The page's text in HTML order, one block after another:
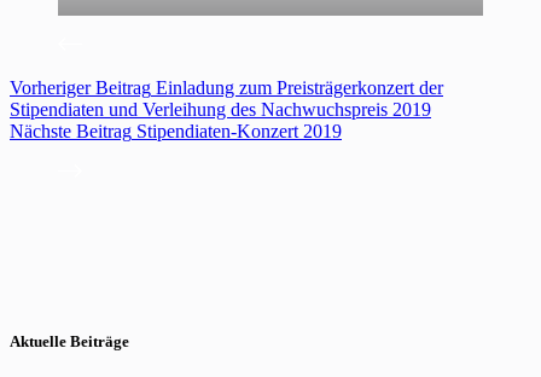
VorherigerBeitrag Einladung zum Preisträgerkonzert der
Stipendiaten und Verleihung des Nachwuchspreis 2019
Nächste Beitrag Stipendiaten-Konzert 2019
Aktuelle Beiträge